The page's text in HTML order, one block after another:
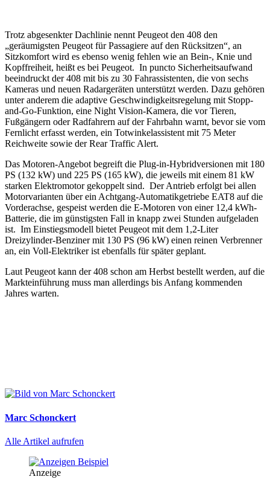
Trotz abgesenkter Dachlinie nennt Peugeot den 408 den
„geräumigsten Peugeot für Passagiere auf den Rücksitzen“, an
Sitzkomfort wird es ebenso wenig fehlen wie an Bein-, Knie und
Kopffreiheit, heißt es bei Peugeot. In puncto Sicherheitsaufwand
beeindruckt der 408 mit bis zu 30 Fahrassistenten, die von sechs
Kameras und neuen Radargeräten unterstützt werden. Dazu gehören
unter anderem die adaptive Geschwindigkeitsregelung mit Stopp-
and-Go-Funktion, eine Night Vision-Kamera, die vor Tieren,
Fußgängern oder Radfahrern auf der Fahrbahn warnt, bevor sie vom
Fernlicht erfasst werden, ein Totwinkelassistent mit 75 Meter
Reichweite sowie der Rear Traffic Alert.
Das Motoren-Angebot begreift die Plug-in-Hybridversionen mit 180
PS (132 kW) und 225 PS (165 kW), die jeweils mit einem 81 kW
starken Elektromotor gekoppelt sind. Der Antrieb erfolgt bei allen
Motorvarianten über ein Achtgang-Automatikgetriebe EAT8 auf die
Vorderachse, gespeist werden die E-Motoren von einer 12,4 kWh-
Batterie, die im günstigsten Fall in knapp zwei Stunden aufgeladen
ist. Im Einstiegsmodell bietet Peugeot mit dem 1,2-Liter
Dreizylinder-Benziner mit 130 PS (96 kW) einen reinen Verbrenner
an, ein Voll-Elektriker ist ebenfalls für später geplant.
Laut Peugeot kann der 408 schon am Herbst bestellt werden, auf die
Markteinführung muss man allerdings bis Anfang kommenden
Jahres warten.
Marc Schonckert
Alle Artikel aufrufen
Anzeige